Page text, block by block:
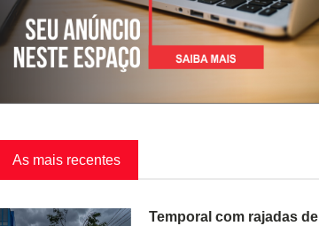
As mais recentes
Temporal com rajadas de